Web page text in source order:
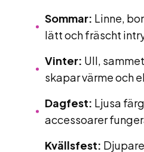
Sommar: Linne,
lätt och fräscht
Vinter: Ull,
skapar värme och
Dagfest: Ljusa
accessoarer
Kvällsfest: